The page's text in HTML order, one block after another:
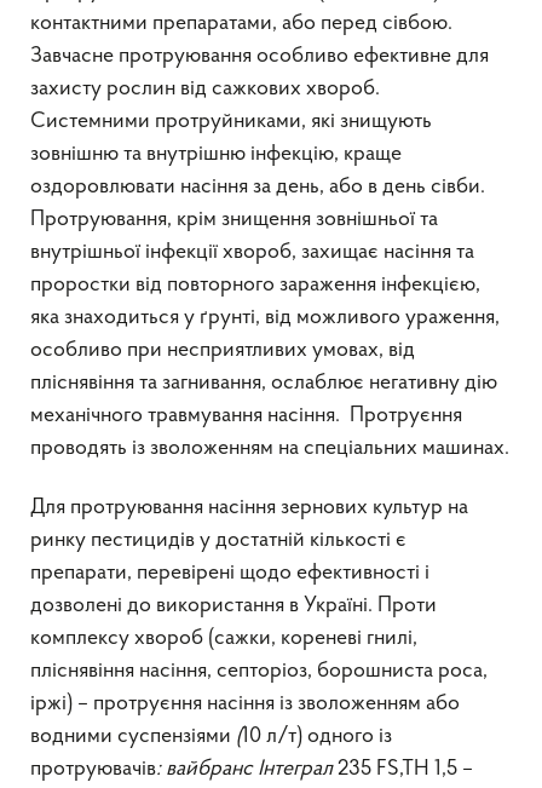
контактними препаратами, або перед сівбою.
Завчасне протруювання особливо ефективне для
захисту рослин від сажкових хвороб.
Системними протруйниками, які знищують
зовнішню та внутрішню інфекцію, краще
оздоровлювати насіння за день, або в день сівби.
Протруювання, крім знищення зовнішньої та
внутрішньої інфекції хвороб, захищає насіння та
проростки від повторного зараження інфекцією,
яка знаходиться у ґрунті, від можливого ураження,
особливо при несприятливих умовах, від
пліснявіння та загнивання, ослаблює негативну дію
механічного травмування насіння. Протруєння
проводять із зволоженням на спеціальних машинах.
Для протруювання насіння зернових культур на
ринку пестицидів у достатній кількості є
препарати, перевірені щодо ефективності і
дозволені до використання в Україні. Проти
комплексу хвороб (сажки, кореневі гнилі,
пліснявіння насіння, септоріоз, борошниста роса,
іржі) – протруєння насіння із зволоженням або
водними суспензіями (10 л/т) одного із
протруювачів: вайбранс Інтеграл235 FS,TH 1,5 –